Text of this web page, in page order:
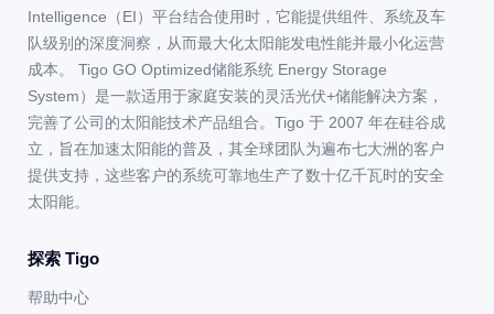
Intelligence（EI）平台结合使用时，它能提供组件、系统及车
队级别的深度洞察，从而最大化太阳能发电性能并最小化运营
成本。 Tigo GO Optimized储能系统 Energy Storage
System）是一款适用于家庭安装的灵活光伏+储能解决方案，
完善了公司的太阳能技术产品组合。Tigo 于 2007 年在硅谷成
立，旨在加速太阳能的普及，其全球团队为遍布七大洲的客户
提供支持，这些客户的系统可靠地生产了数十亿千瓦时的安全
太阳能。
探索 Tigo
帮助中心